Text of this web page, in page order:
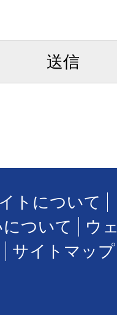
トについて
ついて
ウ
サイトマップ